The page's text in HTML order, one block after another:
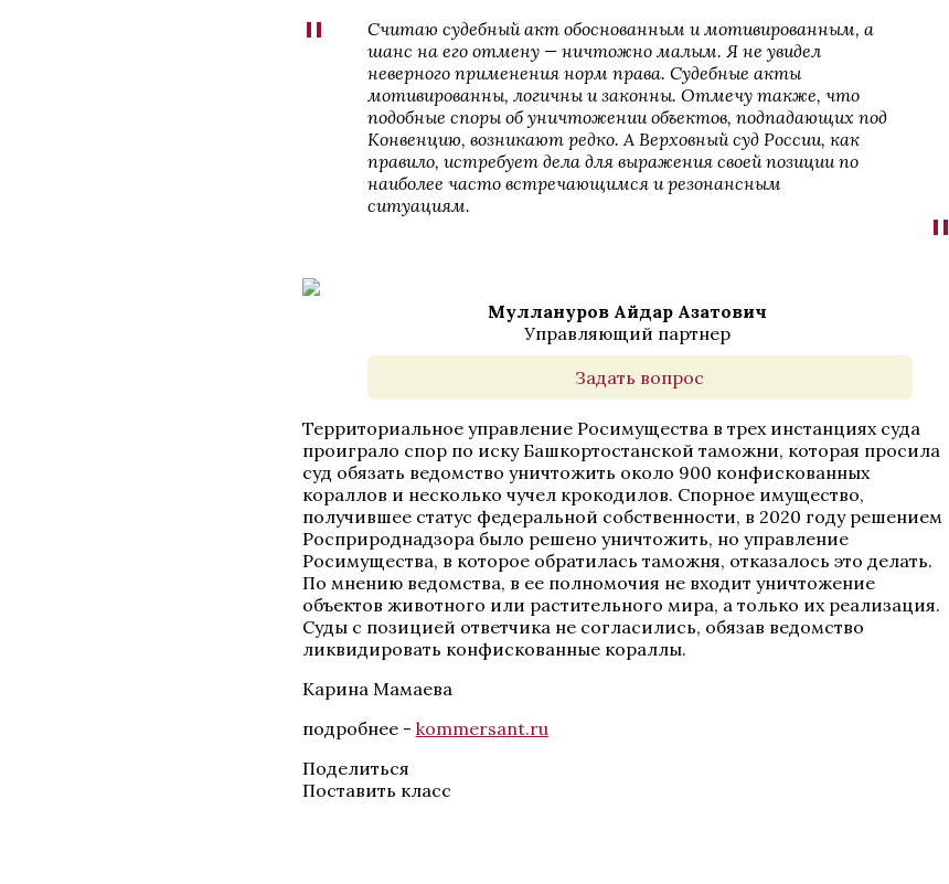
"
Считаю судебный акт обоснованным и мотивированным, а
шанс на его отмену — ничтожно малым. Я не увидел
неверного применения норм права. Судебные акты
мотивированны, логичны и законны. Отмечу также, что
подобные споры об уничтожении объектов, подпадающих под
Конвенцию, возникают редко. А Верховный суд России, как
правило, истребует дела для выражения своей позиции по
наиболее часто встречающимся и резонансным
ситуациям.
"
Муллануров Айдар Азатович
Управляющий партнер
Задать вопрос
Территориальное управление Росимущества в трех инстанциях суда
проиграло спор по иску Башкортостанской таможни, которая просила
суд обязать ведомство уничтожить около 900 конфискованных
кораллов и несколько чучел крокодилов. Спорное имущество,
получившее статус федеральной собственности, в 2020 году решением
Росприроднадзора было решено уничтожить, но управление
Росимущества, в которое обратилась таможня, отказалось это делать.
По мнению ведомства, в ее полномочия не входит уничтожение
объектов животного или растительного мира, а только их реализация.
Суды с позицией ответчика не согласились, обязав ведомство
ликвидировать конфискованные кораллы.
Карина Мамаева
подробнее - kommersant.ru
Поделиться
Поставить класс